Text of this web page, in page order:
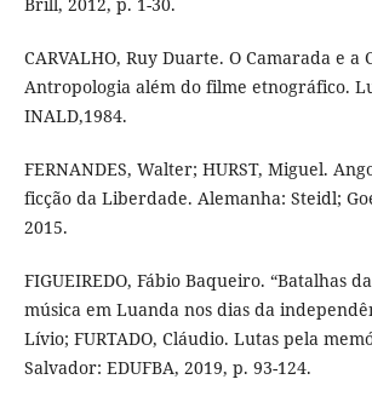
CARVALHO, Ruy Duarte. O Camarada e a
Antropologia além do filme etnográfico.
INALD,1984.
FERNANDES, Walter; HURST, Miguel.
ficção da Liberdade. Alemanha: Steidl;
2015.
FIGUEIREDO, Fábio Baqueiro. “Batalhas
música em Luanda nos dias da
Lívio; FURTADO, Cláudio. Lutas pela
Salvador: EDUFBA, 2019, p. 93-124.